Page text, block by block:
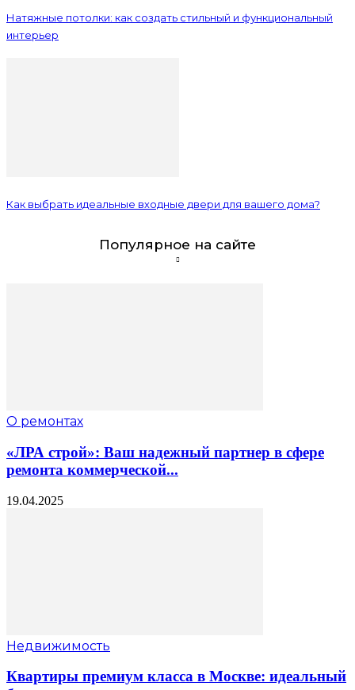
Натяжные потолки: как создать стильный и функциональный
интерьер
Как выбрать идеальные входные двери для вашего дома?
Популярное на сайте
О ремонтах
«ЛРА строй»: Ваш надежный партнер в сфере
ремонта коммерческой...
19.04.2025
Недвижимость
Квартиры премиум класса в Москве: идеальный